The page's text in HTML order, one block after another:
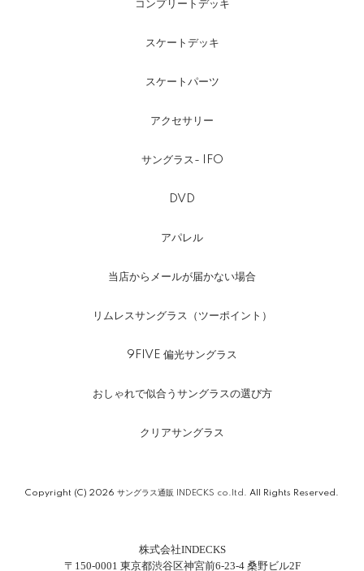
コンプリートデッキ
スケートデッキ
スケートパーツ
アクセサリー
サングラス- IFO
DVD
アパレル
当店からメールが届かない場合
リムレスサングラス（ツーポイント）
9FIVE 偏光サングラス
おしゃれで似合うサングラスの選び方
クリアサングラス
株式会社INDECKS
〒150-0001 東京都渋谷区神宮前6-23-4 桑野ビル2F
Copyright (C) 2026 サングラス通販 INDECKS co.ltd. All Rights Reserved.